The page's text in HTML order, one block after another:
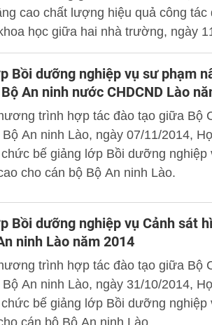
cao chất lượng hiệu quả công tác
học giữa hai nhà trường, ngày
Việt Nam và Học viện Cảnh sát
hợp tổ chức Hội thảo “Phòng
gia trong điều kiện thành lập
nghiệm của Việt Nam và Thái Lan”.
Bồi dưỡng nghiệp vụ sư phạm
An ninh nước CHDCND Lào
trình hợp tác đào tạo giữa Bộ
An ninh Lào, ngày 07/11/2014,
bế giảng lớp Bồi dưỡng nghiệp
cho cán bộ Bộ An ninh Lào.
Bồi dưỡng nghiệp vụ Cảnh sát
ninh Lào năm 2014
trình hợp tác đào tạo giữa Bộ
An ninh Lào, ngày 31/10/2014,
bế giảng lớp Bồi dưỡng nghiệp
cán bộ Bộ An ninh Lào.